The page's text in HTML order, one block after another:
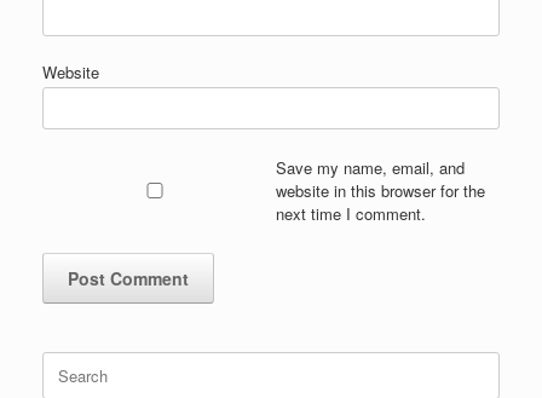
Website
Save my name, email, and
website in this browser for the
next time I comment.
Search
for: